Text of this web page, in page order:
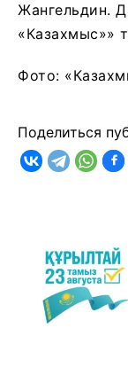
Жангельдин.
«Казахмыс»»
Фото:
Поделиться